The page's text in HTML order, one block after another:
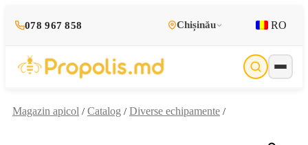
078 967 858 Chișinău RO
Magazin apicol / Catalog / Diverse echipamente /